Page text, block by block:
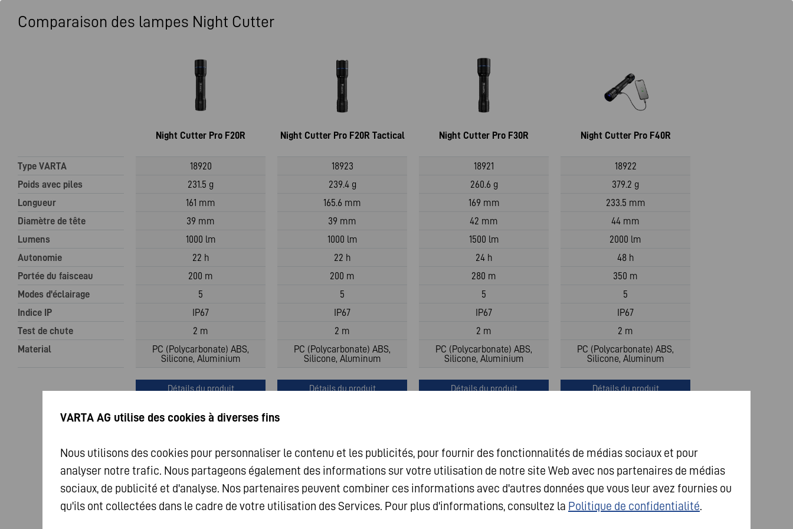
Comparaison des lampes Night Cutter
Type VARTA
Poids avec piles
Longueur
Diamètre de tête
Lumens
Autonomie
Portée du faisceau
Modes d'éclairage
Indice IP
Test de chute
Material
Night Cutter Pro F20R Night Cutter Pro F20R Tactical Night Cutter Pro F30R Night Cutter Pro F40R
18920 18923 18921
18922
231.5 g
239.4 g 260.6 g
379.2 g
161 mm
165.6 mm 169 mm
233.5 mm
39 mm
39 mm 42 mm
44 mm
1000 lm
1000 lm 1500 lm
2000 lm
22 h
22 h 24 h
48 h
200 m
200 m 280 m
350 m
5
5 5
5
IP67
IP67 IP67
IP67
2 m
2 m 2 m
2 m
PC (Polycarbonate) ABS,
Silicone, Aluminium
PC (Polycarbonate) ABS,
Silicone, Aluminum
PC (Polycarbonate) ABS,
Silicone, Aluminium
PC (Polycarbonate) ABS,
Silicone, Aluminum
Détails du produit Détails du produit Détails du produit Détails du produit
VARTA AG utilise des cookies à diverses fins
Nous utilisons des cookies pour personnaliser le contenu et les publicités, pour fournir des fonctionnalités de médias sociaux et pour
analyser notre trafic. Nous partageons également des informations sur votre utilisation de notre site Web avec nos partenaires de médias
sociaux, de publicité et d'analyse. Nos partenaires peuvent combiner ces informations avec d'autres données que vous leur avez fournies ou
qu'ils ont collectées dans le cadre de votre utilisation des Services. Pour plus d'informations, consultez la Politique de confidentialité.